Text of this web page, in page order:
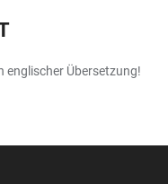
englischer Übersetzung!